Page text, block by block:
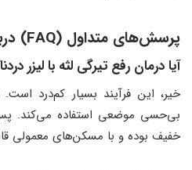
پرسش‌های متداول (FAQ) درباره رفع تیرگی لثه با لیزر
آیا درمان رفع تیرگی لثه با لیزر
خیر، این فرآیند بسیار کم‌درد
بی‌حسی موضعی استفاده می‌کند. پس
خفیف بوده و با مسکن‌های معمولی